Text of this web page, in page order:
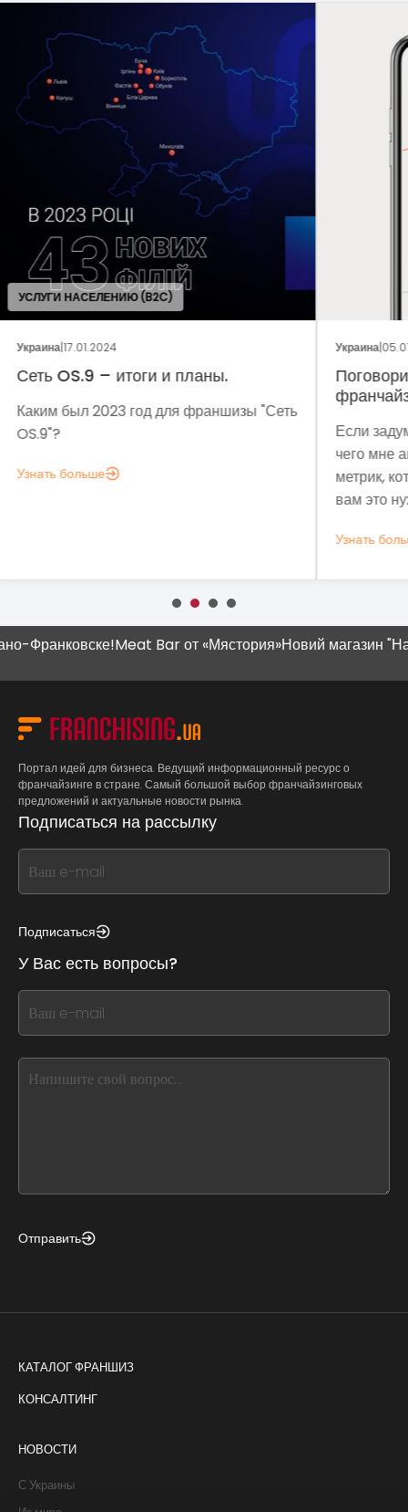
Украина|05.01.2024
Поговорим о динамике рынка
метрик, которые помогут понять, зачем
мы
Meat Bar от «Мястория»Новий магазин "Наш
Портал идей для бизнеса. Ведущий информационный ресурс о
франчайзинге в стране. Самый большой выбор франчайзинговых
предложений и актуальные новости рынка.
Подписаться на рассылку
If
you
this,
this
form
field
blank
Подписаться
У Вас есть вопросы?
If
you
this,
Отправить
КАТАЛОГ ФРАНШИЗ
КОНСАЛТИНГ
НОВОСТИ
С Украины